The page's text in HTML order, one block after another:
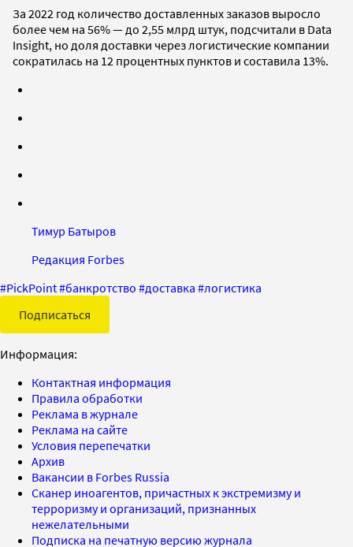
За 2022 год количество доставленных заказов выросло
более чем на 56% — до 2,55 млрд штук, подсчитали в Data
Insight, но доля доставки через логистические компании
сократилась на 12 процентных пунктов и составила 13%.
Тимур Батыров
Редакция Forbes
#PickPoint#банкротство #доставка #логистика
Подписаться
Информация:
Контактная информация
Правила обработки
Реклама в журнале
Реклама на сайте
Условия перепечатки
Архив
Вакансии в Forbes Russia
Сканер иноагентов, причастных к экстремизму и
терроризму и организаций, признанных
нежелательными
Подписка на печатную версию журнала